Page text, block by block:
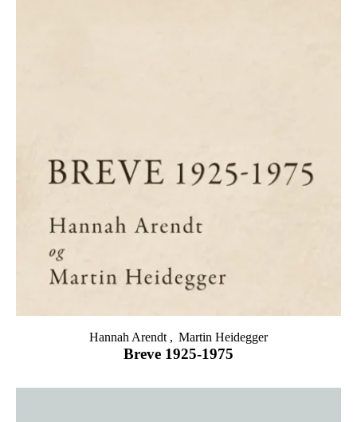
Breve 1925-1975
Hannah Arendt Martin Heidegger